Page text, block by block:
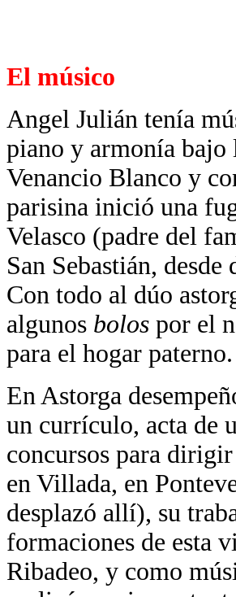
El músico
Angel Julián tenía
piano y armonía bajo
Venancio Blanco y
parisina inició una
Velasco (padre del
San Sebastián,
Con todo al dúo
algunos bolos por el
para el hogar paterno.
En Astorga
un currículo, acta de
concursos para
en Villada, en
desplazó allí), su
formaciones de esta
Ribadeo, y como